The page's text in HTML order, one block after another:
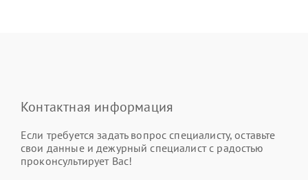
Контактная информация
Если требуется задать вопрос специалисту, оставьте
свои данные и дежурный специалист с радостью
проконсультирует Вас!